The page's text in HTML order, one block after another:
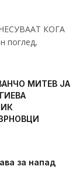
КОГА
поглед,
МИТЕВ ЈА
за напад